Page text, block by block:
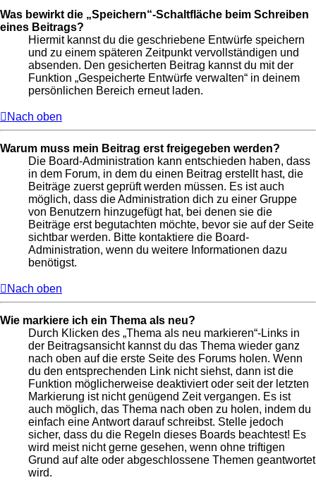
Was bewirkt die „Speichern“-Schaltfläche beim Schreiben
eines Beitrags?
Hiermit kannst du die geschriebene Entwürfe speichern
und zu einem späteren Zeitpunkt vervollständigen und
absenden. Den gesicherten Beitrag kannst du mit der
Funktion „Gespeicherte Entwürfe verwalten“ in deinem
persönlichen Bereich erneut laden.
Nach oben
Warum muss mein Beitrag erst freigegeben werden?
Die Board-Administration kann entschieden haben, dass
in dem Forum, in dem du einen Beitrag erstellt hast, die
Beiträge zuerst geprüft werden müssen. Es ist auch
möglich, dass die Administration dich zu einer Gruppe
von Benutzern hinzugefügt hat, bei denen sie die
Beiträge erst begutachten möchte, bevor sie auf der Seite
sichtbar werden. Bitte kontaktiere die Board-
Administration, wenn du weitere Informationen dazu
benötigst.
Nach oben
Wie markiere ich ein Thema als neu?
Durch Klicken des „Thema als neu markieren“-Links in
der Beitragsansicht kannst du das Thema wieder ganz
nach oben auf die erste Seite des Forums holen. Wenn
du den entsprechenden Link nicht siehst, dann ist die
Funktion möglicherweise deaktiviert oder seit der letzten
Markierung ist nicht genügend Zeit vergangen. Es ist
auch möglich, das Thema nach oben zu holen, indem du
einfach eine Antwort darauf schreibst. Stelle jedoch
sicher, dass du die Regeln dieses Boards beachtest! Es
wird meist nicht gerne gesehen, wenn ohne triftigen
Grund auf alte oder abgeschlossene Themen geantwortet
wird.